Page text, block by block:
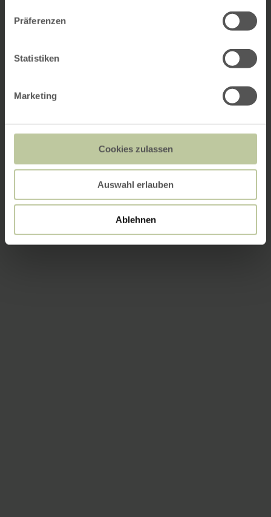
Präferenzen
Statistiken
Marketing
Cookies zulassen
Auswahl erlauben
Ablehnen